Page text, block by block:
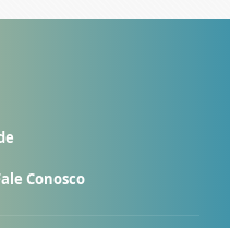
Conosco